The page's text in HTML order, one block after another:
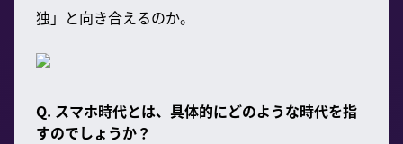
独」と向き合えるのか。
Q. スマホ時代とは、具体的にどのような時代を指
すのでしょうか？